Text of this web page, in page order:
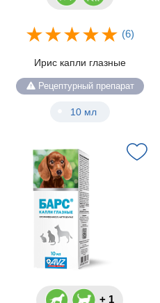
(6)
Ирис капли глазные
Рецептурный препарат
10 мл
+ 1